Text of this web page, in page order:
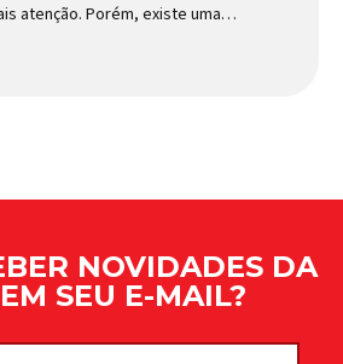
atenção. Porém, existe uma
NOVIDADES DA
SEU E-MAIL?